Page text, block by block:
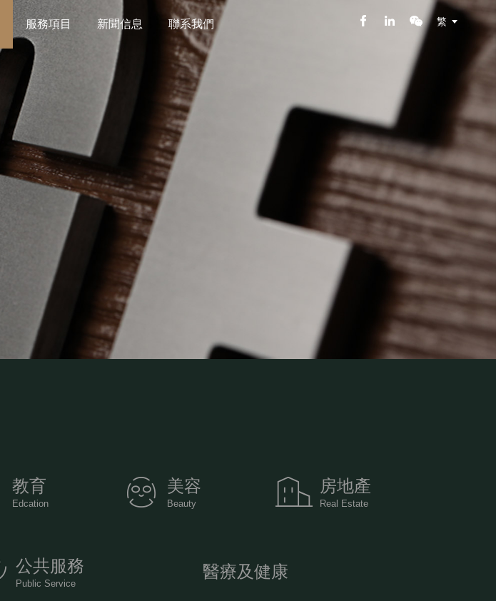
服務項目 新聞信息 聯系我們 繁
教育
Edcation
美容
Beauty
房地產
Real Estate
公共服務
Public Service
醫療及健康